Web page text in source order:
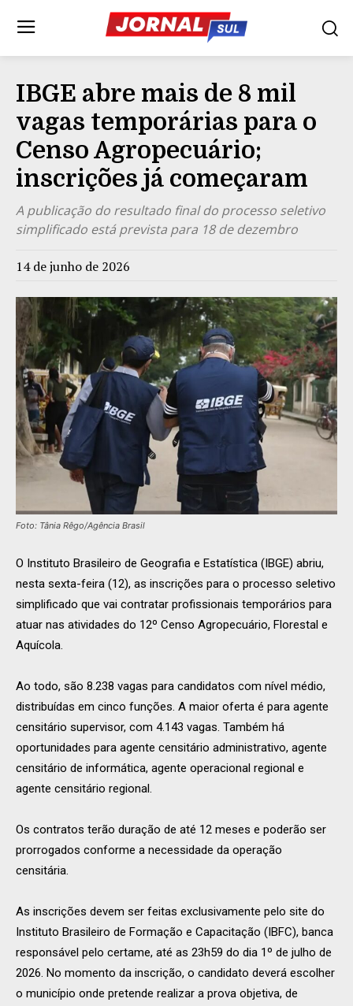
IBGE abre mais de 8 mil
vagas temporárias para o
Censo Agropecuário;
inscrições já começaram
A publicação do resultado final do processo seletivo
simplificado está prevista para 18 de dezembro
14 de junho de 2026
Foto: Tânia Rêgo/Agência Brasil
O Instituto Brasileiro de Geografia e Estatística (IBGE) abriu,
nesta sexta-feira (12), as inscrições para o processo seletivo
simplificado que vai contratar profissionais temporários para
atuar nas atividades do 12º Censo Agropecuário, Florestal e
Aquícola.
Ao todo, são 8.238 vagas para candidatos com nível médio,
distribuídas em cinco funções. A maior oferta é para agente
censitário supervisor, com 4.143 vagas. Também há
oportunidades para agente censitário administrativo, agente
censitário de informática, agente operacional regional e
agente censitário regional.
Os contratos terão duração de até 12 meses e poderão ser
prorrogados conforme a necessidade da operação
censitária.
As inscrições devem ser feitas exclusivamente pelo site do
Instituto Brasileiro de Formação e Capacitação (IBFC), banca
responsável pelo certame, até as 23h59 do dia 1º de julho de
2026. No momento da inscrição, o candidato deverá escolher
o município onde pretende realizar a prova objetiva, de